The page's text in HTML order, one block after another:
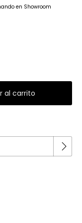
en Showroom